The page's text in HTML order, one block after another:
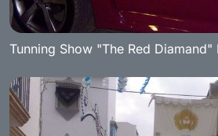
Tunning Show "The Red Diamand"